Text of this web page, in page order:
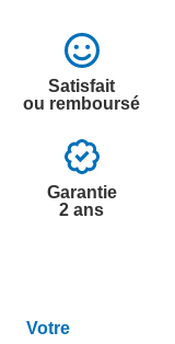
Satisfait
ou remboursé
Garantie
2 ans
Votre